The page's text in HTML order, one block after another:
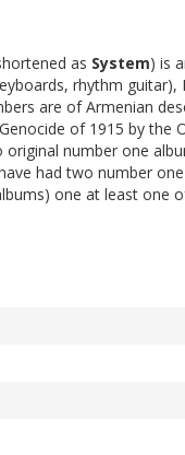
as System) is
rhythm
are of Armenian
of 1915 by the
number one
had two number
one at least one